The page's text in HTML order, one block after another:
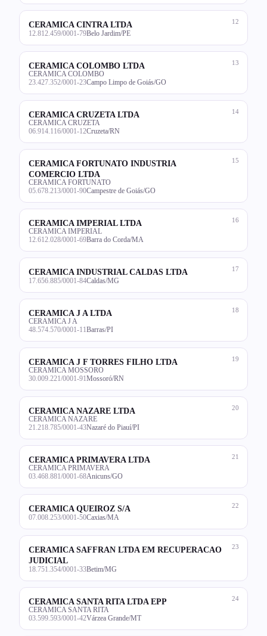
12
CERAMICA CINTRA LTDA
12.812.459/0001-79Belo Jardim/PE
13
CERAMICA COLOMBO LTDA
CERAMICA COLOMBO
23.427.352/0001-23Campo Limpo de Goiás/GO
14
CERAMICA CRUZETA LTDA
CERAMICA CRUZETA
06.914.116/0001-12Cruzeta/RN
15
CERAMICA FORTUNATO INDUSTRIA
COMERCIO LTDA
CERAMICA FORTUNATO
05.678.213/0001-90Campestre de Goiás/GO
16
CERAMICA IMPERIAL LTDA
CERAMICA IMPERIAL
12.612.028/0001-69Barra do Corda/MA
17
CERAMICA INDUSTRIAL CALDAS LTDA
17.656.885/0001-84Caldas/MG
18
CERAMICA J A LTDA
CERAMICA J A
48.574.570/0001-11 Barras/PI
19
CERAMICA J F TORRES FILHO LTDA
CERAMICA MOSSORO
30.009.221/0001-91 Mossoró/RN
20
CERAMICA NAZARE LTDA
CERAMICA NAZARE
21.218.785/0001-43Nazaré do Piauí/PI
21
CERAMICA PRIMAVERA LTDA
CERAMICA PRIMAVERA
03.468.881/0001-68Anicuns/GO
22
CERAMICA QUEIROZ S/A
07.008.253/0001-50Caxias/MA
23
CERAMICA SAFFRAN LTDA EM RECUPERACAO
JUDICIAL
18.751.354/0001-33Betim/MG
24
CERAMICA SANTA RITA LTDA EPP
CERAMICA SANTA RITA
03.599.593/0001-42Várzea Grande/MT